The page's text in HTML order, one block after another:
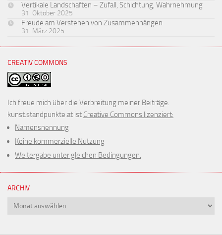
Vertikale Landschaften – Zufall, Schichtung, Wahrnehmung
31. Oktober 2025
Freude am Verstehen von Zusammenhängen
31. März 2025
CREATIV COMMONS
Ich freue mich über die Verbreitung meiner Beiträge.
kunst.standpunkte.at ist Creative Commons lizenziert:
Namensnennung
Keine kommerzielle Nutzung
Weitergabe unter gleichen Bedingungen.
ARCHIV
Archiv